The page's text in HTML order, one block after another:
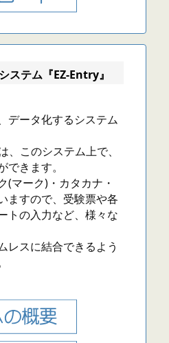
ステム『EZ-Entry』
データ化するシステム
、このシステム上で、
きます。
(マーク)・カタカナ・
ますので、受験票や各
トの入力など、様々な
レスに結合できるよう